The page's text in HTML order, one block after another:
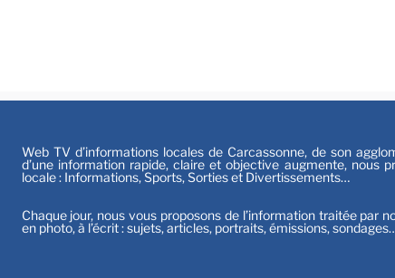
Web TV d’informations locales de Carcassonne, de son
d’une information rapide, claire et objective augmente, nous
locale : Informations, Sports, Sorties et Divertissements…
Chaque jour, nous vous proposons de l’information traitée par
en photo, à l’écrit : sujets, articles, portraits, émissions,